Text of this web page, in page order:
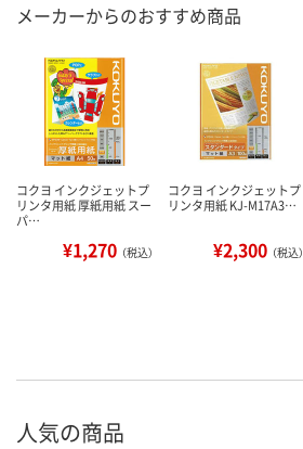
メーカーからのおすすめ商品
コクヨ インクジェットプ
リンタ用紙 厚紙用紙 スー
パ…
¥1,270 （税込）
コクヨ インクジェットプ
リンタ用紙 KJ-M17A3…
¥2,300 （税込）
人気の商品